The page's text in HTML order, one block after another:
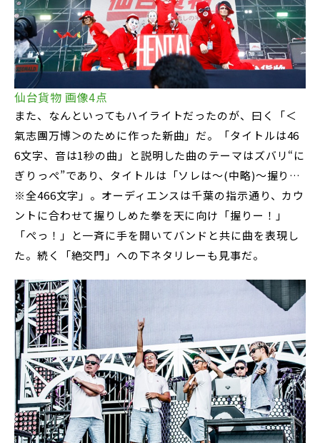
仙台貨物 画像4点
また、なんといってもハイライトだったのが、曰く「＜
氣志團万博＞のために作った新曲」だ。「タイトルは46
6文字、音は1秒の曲」と説明した曲のテーマはズバリ“に
ぎりっぺ”であり、タイトルは「ソレは～(中略)～握り…
※全466文字」。オーディエンスは千葉の指示通り、カウ
ントに合わせて握りしめた拳を天に向け「握りー！」
「ぺっ！」と一斉に手を開いてバンドと共に曲を表現し
た。続く「絶交門」への下ネタリレーも見事だ。